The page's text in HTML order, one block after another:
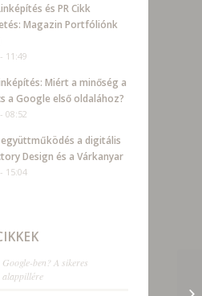
és PR Cikk
Magazin Portfóliónk
11:49
Miért a minőség a
a Google első oldalához?
08:52
a digitális
Design és a Várkanyar
15:04
ben? A sikeres
alappillére